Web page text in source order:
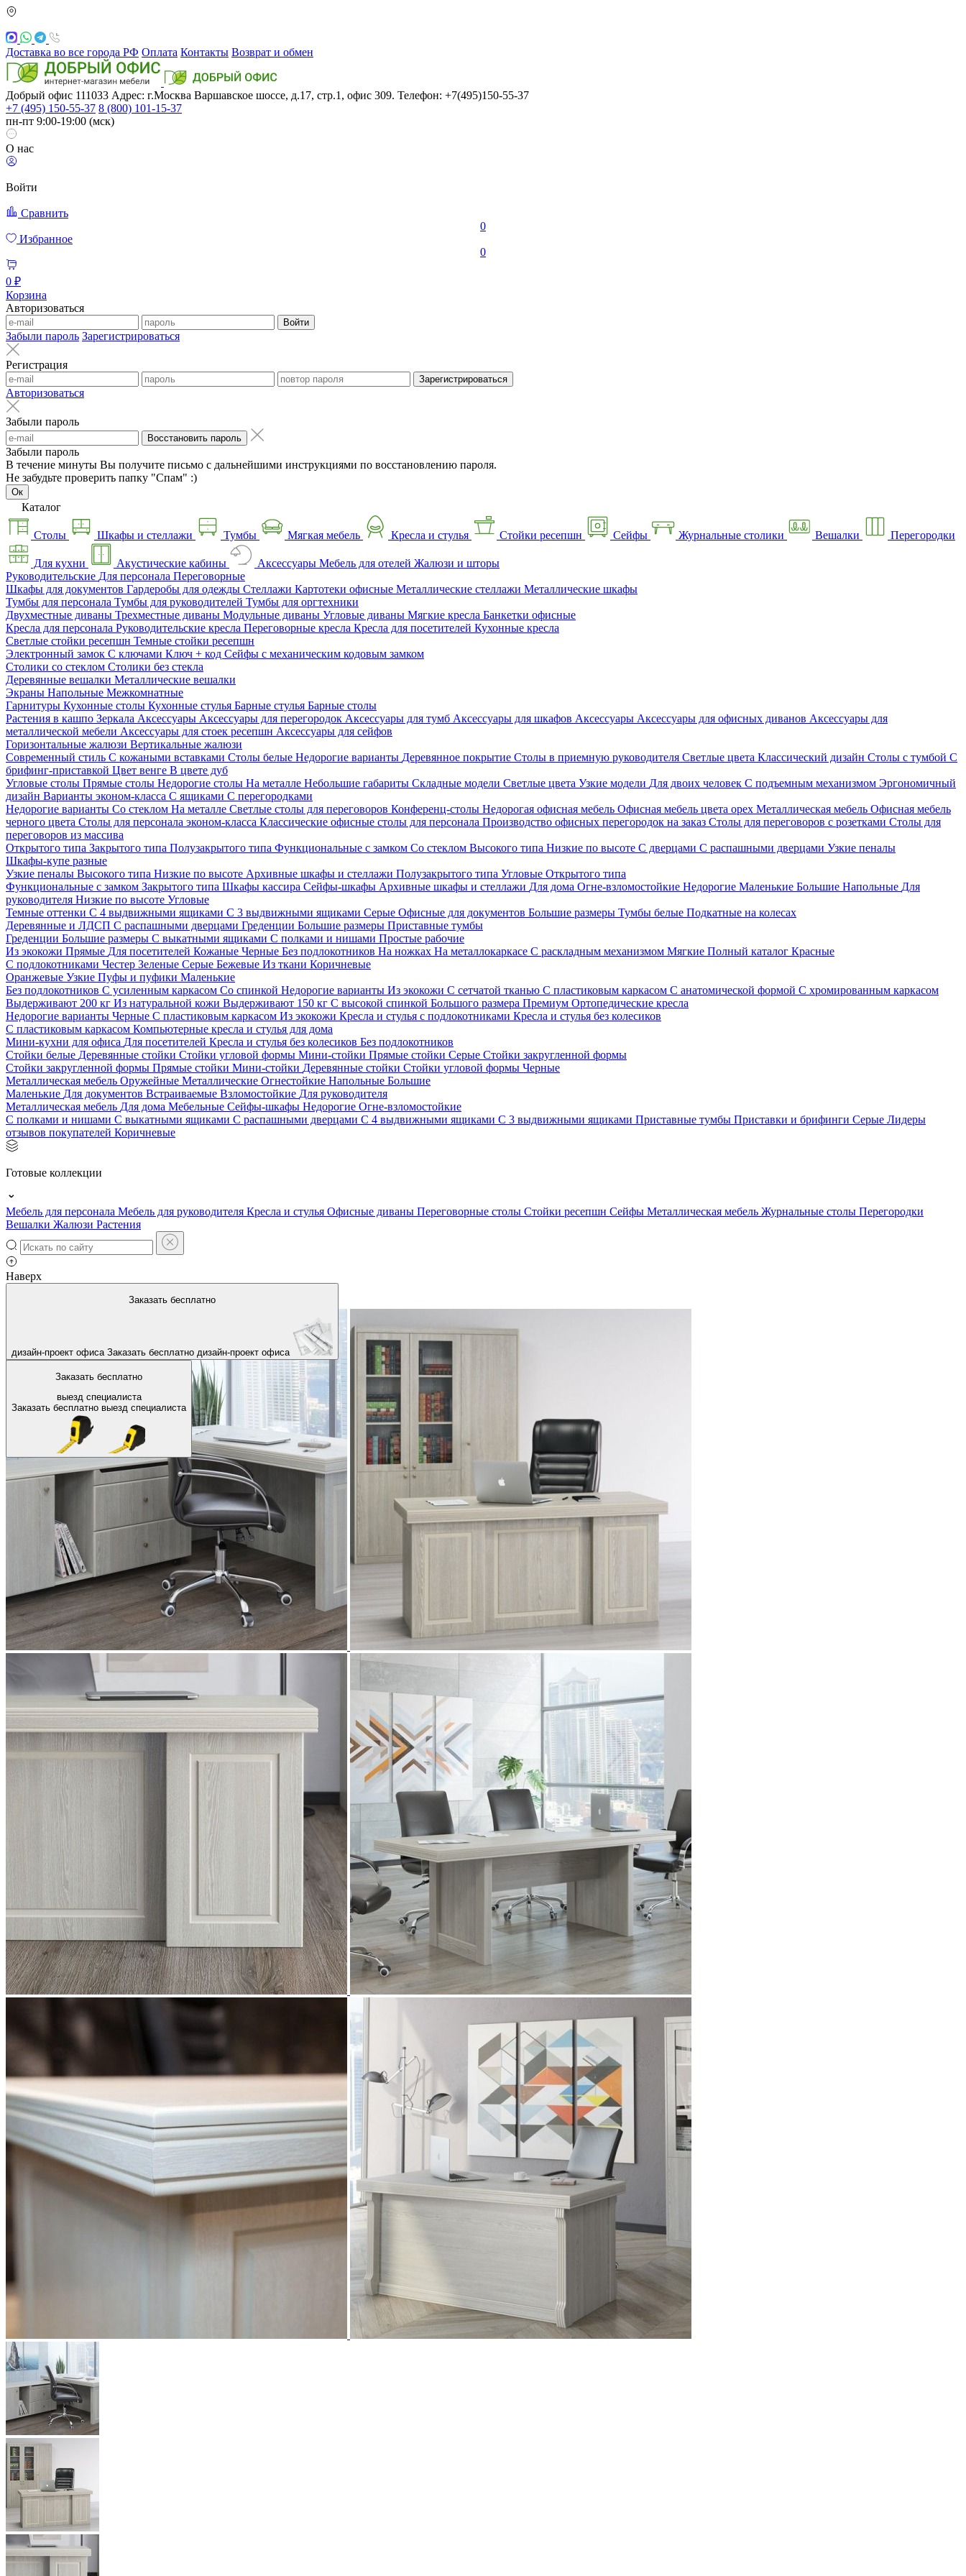
Доставка во все города РФ Оплата Контакты Возврат и обмен
Добрый офис 111033 Адрес: г.Москва Варшавское шоссе, д.17, стр.1, офис 309. Телефон: +7(495)150-55-37
+7 (495) 150-55-37 8 (800) 101-15-37
пн-пт 9:00-19:00 (мск)
О нас
Войти
Сравнить
0
Избранное
0
0 ₽
Корзина
Авторизоваться
Войти
Забыли пароль Зарегистрироваться
Регистрация
Зарегистрироваться
Авторизоваться
Забыли пароль
Восстановить пароль
Забыли пароль
В течение минуты Вы получите письмо с дальнейшими инструкциями по восстановлению пароля.
Не забудьте проверить папку "Спам" :)
Ок
Каталог
Столы Шкафы и стеллажи Тумбы Мягкая мебель Кресла и стулья Стойки ресепшн Сейфы Журнальные столики Вешалки Перегородки
Для кухни Акустические кабины Аксессуары Мебель для отелей Жалюзи и шторы
Руководительские Для персонала Переговорные
Шкафы для документов Гардеробы для одежды Стеллажи Картотеки офисные Металлические стеллажи Металлические шкафы
Тумбы для персонала Тумбы для руководителей Тумбы для оргтехники
Двухместные диваны Трехместные диваны Модульные диваны Угловые диваны Мягкие кресла Банкетки офисные
Кресла для персонала Руководительские кресла Переговорные кресла Кресла для посетителей Кухонные кресла
Светлые стойки ресепшн Темные стойки ресепшн
Электронный замок С ключами Ключ + код Сейфы с механическим кодовым замком
Столики со стеклом Столики без стекла
Деревянные вешалки Металлические вешалки
Экраны Напольные Межкомнатные
Гарнитуры Кухонные столы Кухонные стулья Барные стулья Барные столы
Растения в кашпо Зеркала Аксессуары Аксессуары для перегородок Аксессуары для тумб Аксессуары для шкафов Аксессуары Аксессуары для офисных диванов Аксессуары для
металлической мебели Аксессуары для стоек ресепшн Аксессуары для сейфов
Горизонтальные жалюзи Вертикальные жалюзи
Современный стиль С кожаными вставками Столы белые Недорогие варианты Деревянное покрытие Столы в приемную руководителя Светлые цвета Классический дизайн Столы с тумбой С
брифинг-приставкой Цвет венге В цвете дуб
Угловые столы Прямые столы Недорогие столы На металле Небольшие габариты Складные модели Светлые цвета Узкие модели Для двоих человек С подъемным механизмом Эргономичный
дизайн Варианты эконом-класса С ящиками С перегородками
Недорогие варианты Со стеклом На металле Светлые столы для переговоров Конференц-столы Недорогая офисная мебель Офисная мебель цвета орех Металлическая мебель Офисная мебель
черного цвета Столы для персонала эконом-класса Классические офисные столы для персонала Производство офисных перегородок на заказ Столы для переговоров с розетками Столы для
переговоров из массива
Открытого типа Закрытого типа Полузакрытого типа Функциональные с замком Со стеклом Высокого типа Низкие по высоте С дверцами С распашными дверцами Узкие пеналы
Шкафы-купе разные
Узкие пеналы Высокого типа Низкие по высоте Архивные шкафы и стеллажи Полузакрытого типа Угловые Открытого типа
Функциональные с замком Закрытого типа Шкафы кассира Сейфы-шкафы Архивные шкафы и стеллажи Для дома Огне-взломостойкие Недорогие Маленькие Большие Напольные Для
руководителя Низкие по высоте Угловые
Темные оттенки С 4 выдвижными ящиками С 3 выдвижными ящиками Серые Офисные для документов Большие размеры Тумбы белые Подкатные на колесах
Деревянные и ЛДСП С распашными дверцами Греденции Большие размеры Приставные тумбы
Греденции Большие размеры С выкатными ящиками С полками и нишами Простые рабочие
Из экокожи Прямые Для посетителей Кожаные Черные Без подлокотников На ножках На металлокаркасе С раскладным механизмом Мягкие Полный каталог Красные
С подлокотниками Честер Зеленые Серые Бежевые Из ткани Коричневые
Оранжевые Узкие Пуфы и пуфики Маленькие
Без подлокотников С усиленным каркасом Со спинкой Недорогие варианты Из экокожи С сетчатой тканью С пластиковым каркасом С анатомической формой С хромированным каркасом
Выдерживают 200 кг Из натуральной кожи Выдерживают 150 кг С высокой спинкой Большого размера Премиум Ортопедические кресла
Недорогие варианты Черные С пластиковым каркасом Из экокожи Кресла и стулья с подлокотниками Кресла и стулья без колесиков
С пластиковым каркасом Компьютерные кресла и стулья для дома
Мини-кухни для офиса Для посетителей Кресла и стулья без колесиков Без подлокотников
Стойки белые Деревянные стойки Стойки угловой формы Мини-стойки Прямые стойки Серые Стойки закругленной формы
Стойки закругленной формы Прямые стойки Мини-стойки Деревянные стойки Стойки угловой формы Черные
Металлическая мебель Оружейные Металлические Огнестойкие Напольные Большие
Маленькие Для документов Встраиваемые Взломостойкие Для руководителя
Металлическая мебель Для дома Мебельные Сейфы-шкафы Недорогие Огне-взломостойкие
С полками и нишами С выкатными ящиками С распашными дверцами С 4 выдвижными ящиками С 3 выдвижными ящиками Приставные тумбы Приставки и брифинги Серые Лидеры
отзывов покупателей Коричневые
Готовые коллекции
Мебель для персонала Мебель для руководителя Кресла и стулья Офисные диваны Переговорные столы Стойки ресепшн Сейфы Металлическая мебель Журнальные столы Перегородки
Вешалки Жалюзи Растения
Наверх
Заказать бесплатно
дизайн-проект офиса Заказать бесплатно дизайн-проект офиса
Заказать бесплатно
выезд специалиста
Заказать бесплатно выезд специалиста
На главную